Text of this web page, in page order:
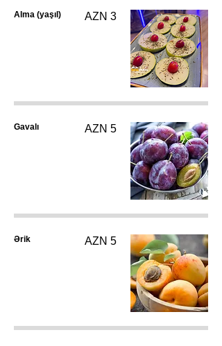
Alma (yaşıl) AZN 3
Gavalı AZN 5
Ərik AZN 5